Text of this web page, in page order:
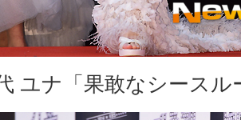
ユナ「果敢なシースル